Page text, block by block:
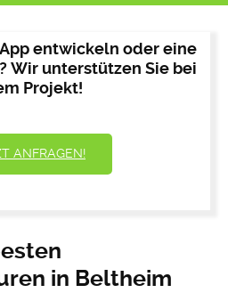
entwickeln oder eine
Wir unterstützen Sie bei
Projekt!
ANFRAGEN!
in Beltheim